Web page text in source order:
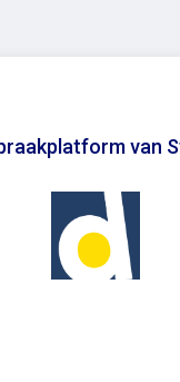
van